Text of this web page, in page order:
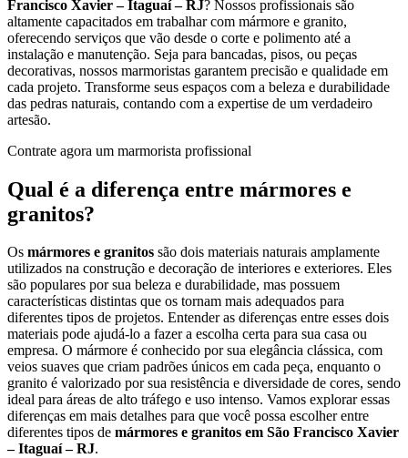
Francisco Xavier – Itaguaí – RJ? Nossos profissionais são
altamente capacitados em trabalhar com mármore e granito,
oferecendo serviços que vão desde o corte e polimento até a
instalação e manutenção. Seja para bancadas, pisos, ou peças
decorativas, nossos marmoristas garantem precisão e qualidade em
cada projeto. Transforme seus espaços com a beleza e durabilidade
das pedras naturais, contando com a expertise de um verdadeiro
artesão.
Contrate agora um marmorista profissional
Qual é a diferença entre mármores e
granitos?
Os mármores e granitos são dois materiais naturais amplamente
utilizados na construção e decoração de interiores e exteriores. Eles
são populares por sua beleza e durabilidade, mas possuem
características distintas que os tornam mais adequados para
diferentes tipos de projetos. Entender as diferenças entre esses dois
materiais pode ajudá-lo a fazer a escolha certa para sua casa ou
empresa. O mármore é conhecido por sua elegância clássica, com
veios suaves que criam padrões únicos em cada peça, enquanto o
granito é valorizado por sua resistência e diversidade de cores, sendo
ideal para áreas de alto tráfego e uso intenso. Vamos explorar essas
diferenças em mais detalhes para que você possa escolher entre
diferentes tipos de mármores e granitos em São Francisco Xavier
– Itaguaí – RJ.